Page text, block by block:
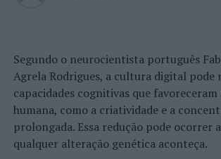
Segundo o neurocientista português
Agrela Rodrigues, a cultura digital pode
capacidades cognitivas que favoreceram
humana, como a criatividade e a
prolongada. Essa redução pode ocorrer
qualquer alteração genética aconteça.